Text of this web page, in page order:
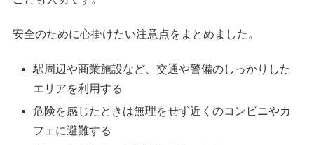
安全のために心掛けたい注意点をまとめました。
駅周辺や商業施設など、交通や警備のしっかりした
エリアを利用する
危険を感じたときは無理をせず近くのコンビニやカ
フェに避難する